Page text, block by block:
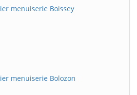
menuiserie Boissey
menuiserie Bolozon